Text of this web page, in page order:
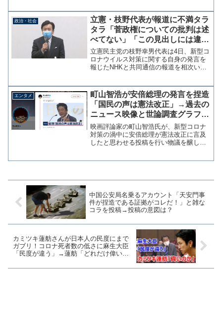
こちら：参加者：救助を呼んできてく
れ！警官：彼らは本物の救助隊...
政治・社会
立憲・枝野代表が報道に不満タラ
タラ「菅政権についての批判は述
べてない」「この見出しには違和
感」
立憲民主党の枝野幸男代表は4日、新型コ
ロナウイルス対策に関する自身の発言を
報じたNHKと共同通信の報道を相次いで
ていることに対して枝野代表は「判断が
遅きに失したのは大...
エンタメ
町山智浩が安倍総理の発言を捏造
「国民の声は憲法改正」→過去の
ニュース映像と世論調査グラフを
切り取って投稿
映画評論家の町山智浩氏が、新型コロナ
対策の渦中に安倍総理が憲法改正に言及
したと思わせる投稿を行い物議を醸して
中国公安局名乗るアカウント「天安門事
件が捏造である証拠がコレだ！」と雑な
コラを投稿→投稿の意図は？
カミツキ蓮舫さんが日本人の民度にまで
ガブリ！コロナ死者数の低さに麻生大臣
「民度が違う」→蓮舫「どれだけ偉いの